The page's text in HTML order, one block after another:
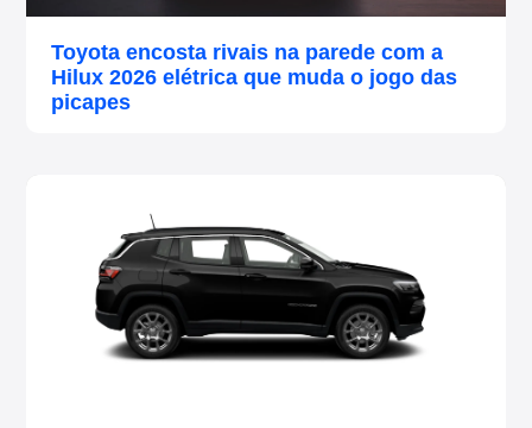
Toyota encosta rivais na parede com a
Hilux 2026 elétrica que muda o jogo das
picapes